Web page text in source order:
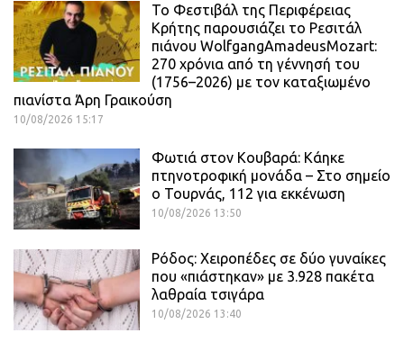
Το Φεστιβάλ της Περιφέρειας
Κρήτης παρουσιάζει το Ρεσιτάλ
πιάνου WolfgangAmadeusMozart:
270 χρόνια από τη γέννησή του
(1756–2026) με τον καταξιωμένο
πιανίστα Άρη Γραικούση
10/08/2026 15:17
Φωτιά στον Κουβαρά: Κάηκε
πτηνοτροφική μονάδα – Στο σημείο
ο Τουρνάς, 112 για εκκένωση
10/08/2026 13:50
Ρόδος: Χειροπέδες σε δύο γυναίκες
που «πιάστηκαν» με 3.928 πακέτα
λαθραία τσιγάρα
10/08/2026 13:40